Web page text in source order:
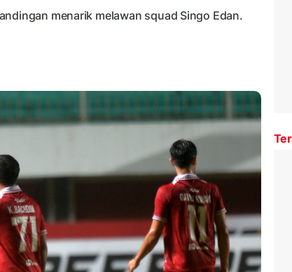
menarik melawan squad Singo Edan.